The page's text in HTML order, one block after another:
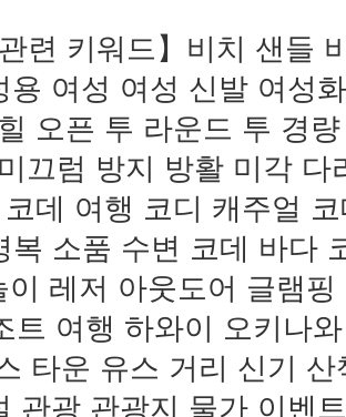
관련 키워드】비치 샌들
용 여성 여성 신발 여성
오픈 투 라운드 투 경
끄럼 방지 방활 미각
코데 여행 코디 캐주얼
복 소품 수변 코데 바다
이 레저 아웃도어 글램
트 여행 하와이 오키나
타운 유스 거리 신기
관광 관광지 물가 이벤